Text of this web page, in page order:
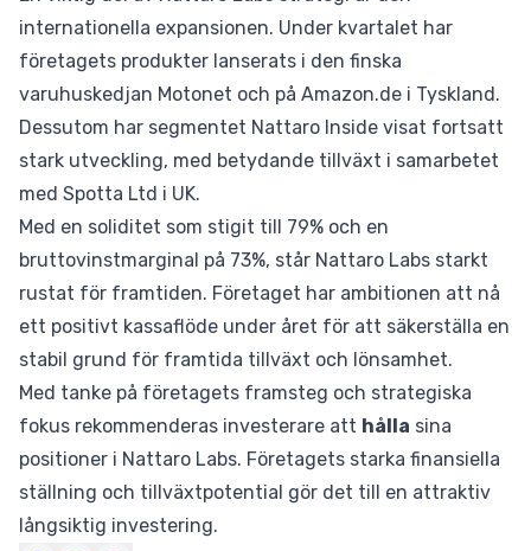
internationella expansionen. Under kvartalet har
företagets produkter lanserats i den finska
varuhuskedjan Motonet och på Amazon.de i Tyskland.
Dessutom har segmentet Nattaro Inside visat fortsatt
stark utveckling, med betydande tillväxt i samarbetet
med Spotta Ltd i UK.
Med en soliditet som stigit till 79% och en
bruttovinstmarginal på 73%, står Nattaro Labs starkt
rustat för framtiden. Företaget har ambitionen att nå
ett positivt kassaflöde under året för att säkerställa en
stabil grund för framtida tillväxt och lönsamhet.
Med tanke på företagets framsteg och strategiska
fokus rekommenderas investerare att hålla sina
positioner i Nattaro Labs. Företagets starka finansiella
ställning och tillväxtpotential gör det till en attraktiv
långsiktig investering.